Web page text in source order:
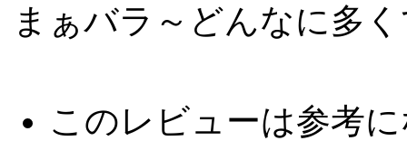
まぁバラ～どんなに多
このレビューは参考